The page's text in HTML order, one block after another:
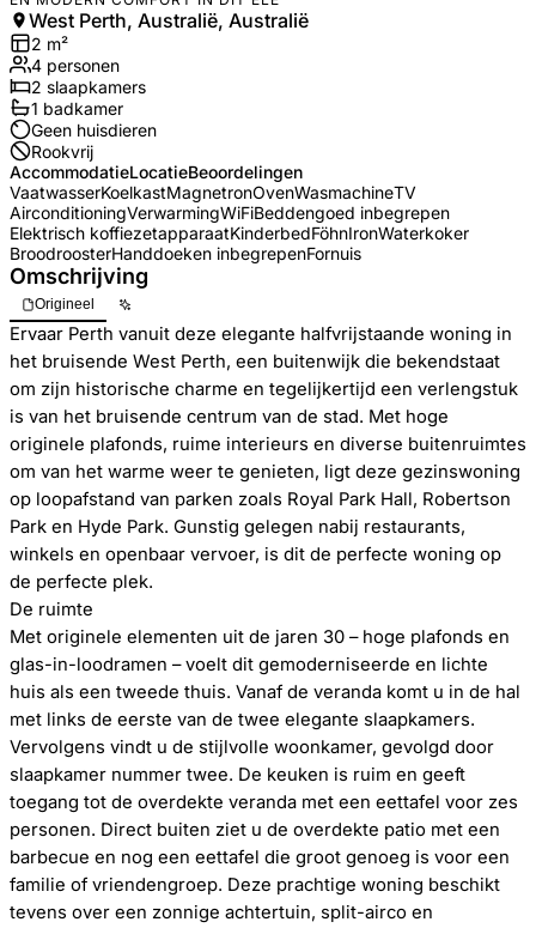
West Perth, Australië, Australië
2 m²
4 personen
2 slaapkamers
1 badkamer
Geen huisdieren
Rookvrij
AccommodatieLocatieBeoordelingen
VaatwasserKoelkastMagnetronOvenWasmachineTV
AirconditioningVerwarmingWiFiBeddengoed inbegrepen
Elektrisch koffiezetapparaatKinderbedFöhnIronWaterkoker
BroodroosterHanddoeken inbegrepenFornuis
Omschrijving
Origineel
Ervaar Perth vanuit deze elegante halfvrijstaande woning in
het bruisende West Perth, een buitenwijk die bekendstaat
om zijn historische charme en tegelijkertijd een verlengstuk
is van het bruisende centrum van de stad. Met hoge
originele plafonds, ruime interieurs en diverse buitenruimtes
om van het warme weer te genieten, ligt deze gezinswoning
op loopafstand van parken zoals Royal Park Hall, Robertson
Park en Hyde Park. Gunstig gelegen nabij restaurants,
winkels en openbaar vervoer, is dit de perfecte woning op
de perfecte plek.
De ruimte
Met originele elementen uit de jaren 30 – hoge plafonds en
glas-in-loodramen – voelt dit gemoderniseerde en lichte
huis als een tweede thuis. Vanaf de veranda komt u in de hal
met links de eerste van de twee elegante slaapkamers.
Vervolgens vindt u de stijlvolle woonkamer, gevolgd door
slaapkamer nummer twee. De keuken is ruim en geeft
toegang tot de overdekte veranda met een eettafel voor zes
personen. Direct buiten ziet u de overdekte patio met een
barbecue en nog een eettafel die groot genoeg is voor een
familie of vriendengroep. Deze prachtige woning beschikt
tevens over een zonnige achtertuin, split-airco en